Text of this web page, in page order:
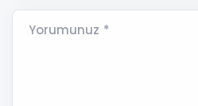
Yorumunuz *